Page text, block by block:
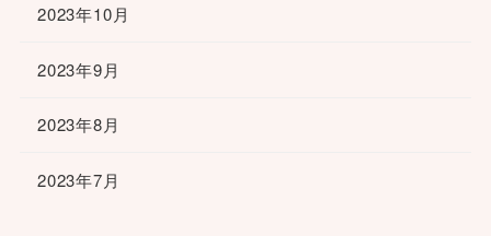
2023年10月
2023年9月
2023年8月
2023年7月